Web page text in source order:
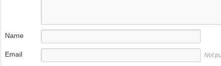
Name
Email Not